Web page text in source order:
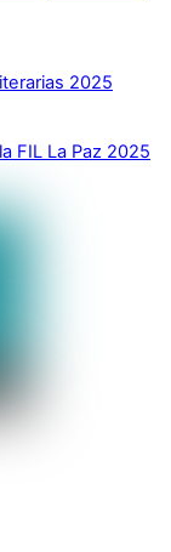
2025
FIL La Paz 2025